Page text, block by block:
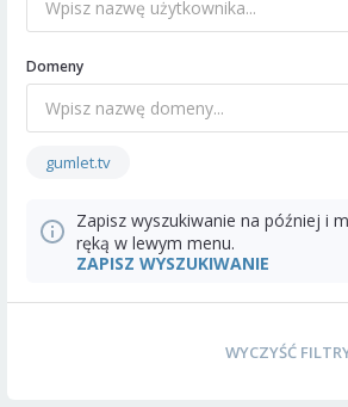
Domeny
gumlet.tv
Zapisz wyszukiwanie na później i
ręką w lewym menu.
ZAPISZ WYSZUKIWANIE
WYCZYŚĆ